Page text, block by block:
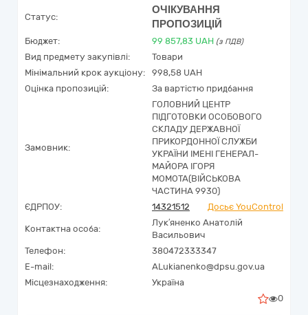
Статус:
ОЧІКУВАННЯ
ПРОПОЗИЦІЙ
Бюджет: 99 857,83 UAH (з ПДВ)
Вид предмету закупівлі:
Товари
Мінімальний крок аукціону:
998,58 UAH
Оцінка пропозицій:
За вартістю придбання
Замовник:
ГОЛОВНИЙ ЦЕНТР
ПІДГОТОВКИ ОСОБОВОГО
СКЛАДУ ДЕРЖАВНОЇ
ПРИКОРДОННОЇ СЛУЖБИ
УКРАЇНИ ІМЕНІ ГЕНЕРАЛ-
МАЙОРА ІГОРЯ
МОМОТА(ВІЙСЬКОВА
ЧАСТИНА 9930)
ЄДРПОУ:
14321512 Досьє YouControl
Контактна особа:
Лук′яненко Анатолій
Васильович
Телефон:
380472333347
E-mail:
ALukianenko@dpsu.gov.ua
Місцезнаходження:
Україна
0